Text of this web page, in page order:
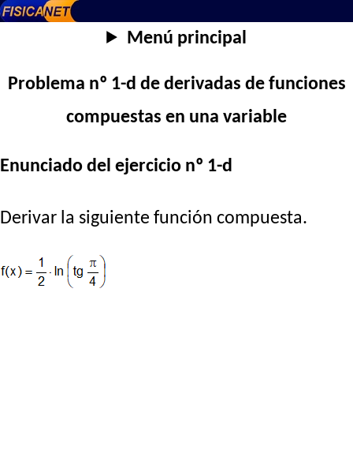
Menú principal
Problema nº 1-d de derivadas de funciones
compuestas en una variable
Enunciado del ejercicio nº 1-d
Derivar la siguiente función compuesta.